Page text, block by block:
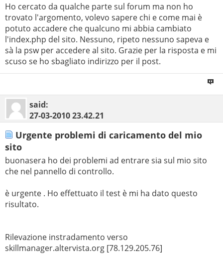
Ho cercato da qualche parte sul forum ma non ho
trovato l'argomento, volevo sapere chi e come mai è
potuto accadere che qualcuno mi abbia cambiato
l'index.php del sito. Nessuno, ripeto nessuno sapeva e
sà la psw per accedere al sito. Grazie per la risposta e mi
scuso se ho sbagliato indirizzo per il post.
said:
27-03-201023.42.21
Urgente problemi di caricamento del mio
sito
buonasera ho dei problemi ad entrare sia sul mio sito
che nel pannello di controllo.
è urgente . Ho effettuato il test è mi ha dato questo
risultato.
Rilevazione instradamento verso
skillmanager.altervista.org [78.129.205.76]